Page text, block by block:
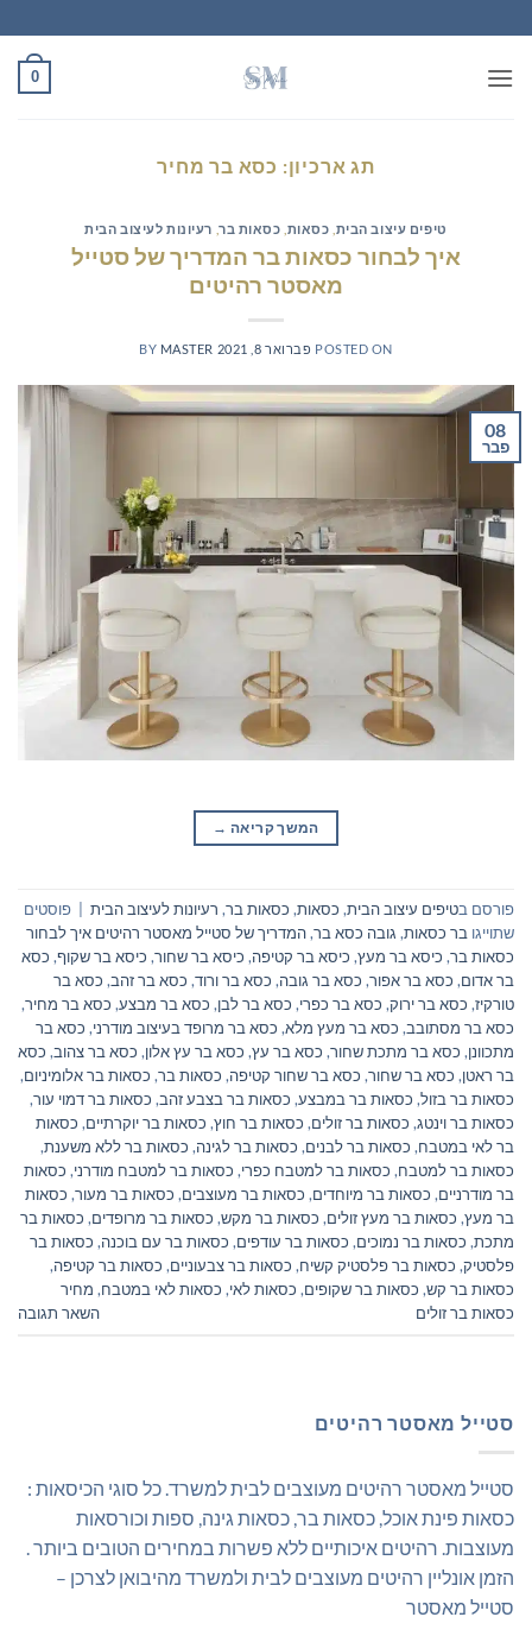
to
content
0
תג ארכיון: כסא בר מחיר
טיפים עיצוב הבית כסאות כסאות בר, רעיונות לעיצוב הבית
איך לבחור כסאות בר המדריך של סטייל
מאסטר רהיטים
POSTED ON פברואר 8, 2021 BY MASTER
08
פבר
המשך קריאה →
פורסם בטיפים עיצוב הבית, כסאות, כסאות בר, רעיונות לעיצוב הבית
פוסטים
שתוייגו בר כסאות, גובה כסא בר,המדריך של סטייל מאסטר רהיטים איך לבחור
כסאות בר, כיסא בר מעץ, כיסא בר קטיפה, כיסא בר שחור, כיסא בר שקוף, כסא
בר אדום, כסא בר אפור, כסא בר גובה, כסא בר ורוד, כסא בר זהב, כסא בר
טורקיז, כסא בר ירוק, כסא בר כפרי, כסא בר לבן, כסא בר מבצע, כסא בר מחיר,
כסא בר מסתובב, כסא בר מעץ מלא, כסא בר מרופד בעיצוב מודרני, כסא בר
מתכוונן, כסא בר מתכת שחור, כסא בר עץ, כסא בר עץ אלון, כסא בר צהוב, כסא
בר ראטן, כסא בר שחור, כסא בר שחור קטיפה, כסאות בר, כסאות בר אלומיניום,
כסאות בר בזול, כסאות בר במבצע, כסאות בר בצבע זהב, כסאות בר דמוי עור,
כסאות בר וינטג, כסאות בר זולים, כסאות בר חוץ, כסאות בר יוקרתיים, כסאות
בר לאי במטבח, כסאות בר לבנים, כסאות בר לגינה, כסאות בר ללא משענת,
כסאות בר למטבח, כסאות בר למטבח כפרי, כסאות בר למטבח מודרני, כסאות
בר מודרניים, כסאות בר מיוחדים, כסאות בר מעוצבים, כסאות בר מעור, כסאות
בר מעץ, כסאות בר מעץ זולים, כסאות בר מקש, כסאות בר מרופדים, כסאות בר
מתכת, כסאות בר נמוכים, כסאות בר עודפים, כסאות בר עם בוכנה, כסאות בר
פלסטיק, כסאות בר פלסטיק קשיח, כסאות בר צבעוניים, כסאות בר קטיפה,
כסאות בר קש, כסאות בר שקופים, כסאות לאי, כסאות לאי במטבח, מחיר
כסאות בר זולים
השאר תגובה
סטייל מאסטר רהיטים
סטייל מאסטר רהיטים מעוצבים לבית למשרד. כל סוגי הכיסאות :
כסאות פינת אוכל, כסאות בר, כסאות גינה, ספות וכורסאות
מעוצבות. רהיטים איכותיים ללא פשרות במחירים הטובים ביותר .
הזמן אונליין רהיטים מעוצבים לבית ולמשרד מהיבואן לצרכן –
סטייל מאסטר